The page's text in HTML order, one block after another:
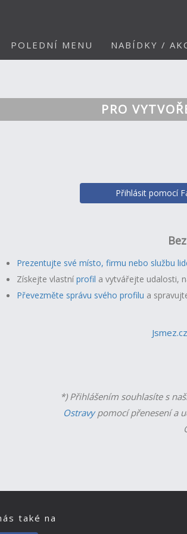
POLEDNÍ MENU NABÍDKY /
PRO
Přihlásit pomocí
Prezentujte své místo, firmu nebo službu
Získejte vlastní profil a vytvářejte udalosti,
Převezměte správu svého profilu a
*) Přihlášením souhlasíte s
Ostravypomocí přenesení a
také na